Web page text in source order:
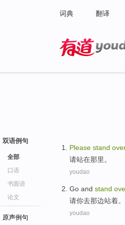
词典 翻译
双语例句
全部
口语
书面语
论文
原声例句
Please stand
请站在那里 。
youdao
Go and stand
请你去那边站着。
youdao